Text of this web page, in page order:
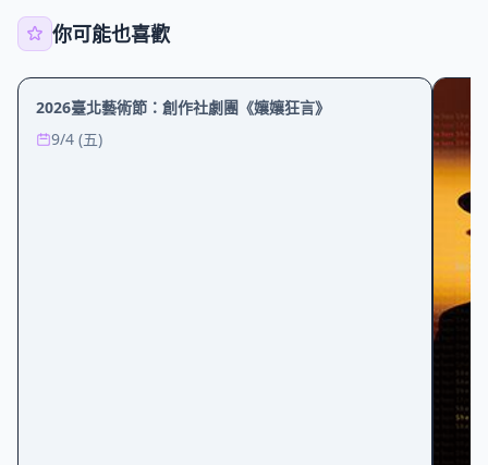
你可能也喜歡
表演
2026臺北藝術節：創作社劇團《孃孃狂言》
9/4 (五)